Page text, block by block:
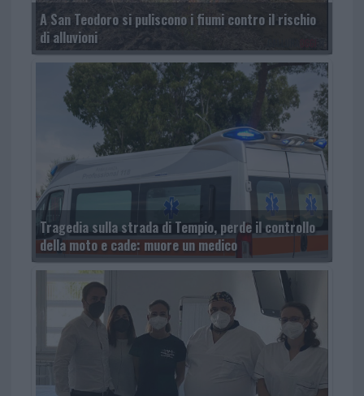
A San Teodoro si puliscono i fiumi contro il rischio
di alluvioni
Tragedia sulla strada di Tempio, perde il controllo
della moto e cade: muore un medico